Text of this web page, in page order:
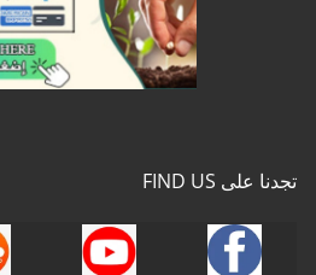
تجدنا على FIND US